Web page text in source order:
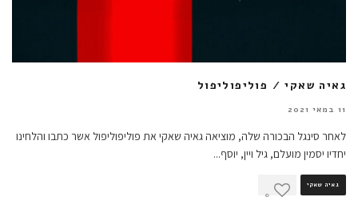
גאיה שאקי / פוליפוליפול
11 במאי 2021
לאחר סינגל הבכורה שלה, מוציאה גאיה שאקי את פוליפוליפול אשר כתבו והלחינו
יחדיו יסמין מועלם, גיל ויין, יוסף...
גאיה שאקי
0